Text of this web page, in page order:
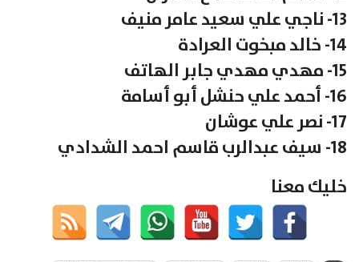
13- ناجي علي سعيد عامر منيف
14- خالد مبخوت العرادة
15- مهدي مهدي جابر الهاتف
16- أحمد علي حنشل أبو أسامة
17- نصر علي عوشان
18- سيف عبدالرب قاسم احمد الشدادي
خليك معنا